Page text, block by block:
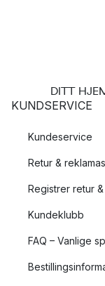
DITT
KUNDSERVICE
Kundeservice
Retur &
Registrer retur
Kundeklubb
FAQ – Vanlige